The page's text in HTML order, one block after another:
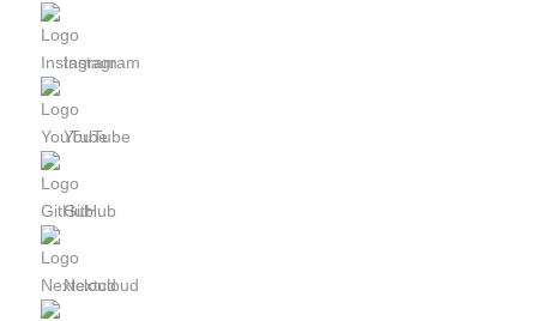
Instagram
YouTube
GitHub
Nextcloud